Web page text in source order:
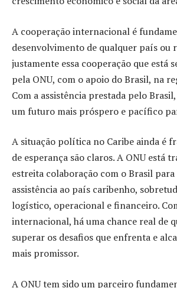
A cooperação internacional é
desenvolvimento de qualquer país ou
justamente essa cooperação que está
pela ONU, com o apoio do Brasil, na
Com a assistência prestada pelo
um futuro mais próspero e pacífico
A situação política no Caribe ainda é
de esperança são claros. A ONU está
estreita colaboração com o Brasil
assistência ao país caribenho,
logístico, operacional e financeiro.
internacional, há uma chance real de
superar os desafios que enfrenta e
mais promissor.
A ONU tem sido um parceiro